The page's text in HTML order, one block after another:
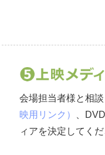
会場担当者様と相談
映用リンク）
、
ィアを決定してくだ